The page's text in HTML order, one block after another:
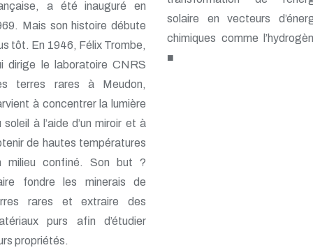
a été inauguré en
Mais son histoire débute
tôt. En 1946, Félix Trombe,
dirige le laboratoire CNRS
terres rares à Meudon,
à concentrer la lumière
soleil à l’aide d’un miroir et à
de hautes températures
milieu confiné. Son but ?
fondre les minerais de
rares et extraire des
purs afin d’étudier
propriétés.
solaire en vecteurs
chimiques comme
■